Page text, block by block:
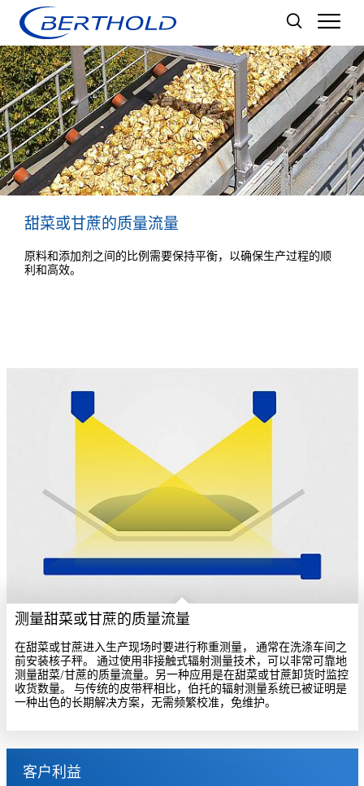
甜菜或甘蔗的质量流量
原料和添加剂之间的比例需要保持平衡，以确保生产过程的顺
利和高效。
测量甜菜或甘蔗的质量流量
在甜菜或甘蔗进入生产现场时要进行称重测量， 通常在洗涤车间之
前安装核子秤。 通过使用非接触式辐射测量技术，可以非常可靠地
测量甜菜/甘蔗的质量流量。另一种应用是在甜菜或甘蔗卸货时监控
收货数量。 与传统的皮带秤相比，伯托的辐射测量系统已被证明是
一种出色的长期解决方案，无需频繁校准，免维护。
客户利益